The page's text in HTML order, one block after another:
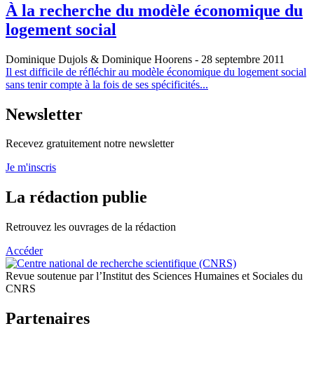
À la recherche du modèle économique du
logement social
Dominique Dujols & Dominique Hoorens - 28 septembre 2011
Il est difficile de réfléchir au modèle économique du logement social
sans tenir compte à la fois de ses spécificités...
Newsletter
Recevez gratuitement notre newsletter
Je m'inscris
La rédaction publie
Retrouvez les ouvrages de la rédaction
Accéder
Revue soutenue par l’Institut des Sciences Humaines et Sociales du
CNRS
Partenaires